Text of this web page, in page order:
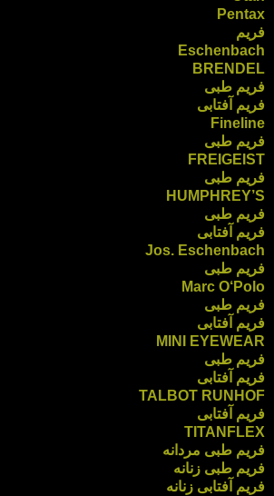
Pentax
فریم
Eschenbach
BRENDEL
فریم طبی
فریم آفتابی
Fineline
فریم طبی
FREIGEIST
فریم طبی
HUMPHREY’S
فریم طبی
فریم آفتابی
Jos. Eschenbach
فریم طبی
Marc O‘Polo
فریم طبی
فریم آفتابی
MINI EYEWEAR
فریم طبی
فریم آفتابی
TALBOT RUNHOF
فریم آفتابی
TITANFLEX
فریم طبی مردانه
فریم طبی زنانه
فریم آفتابی زنانه